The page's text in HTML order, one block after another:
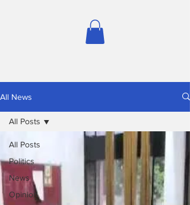
All News
All Posts
Politics
News
Opinion
All Posts